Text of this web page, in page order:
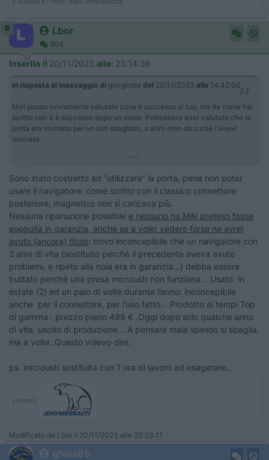
6 Lbor
604
Inserito il 20/11/2023 alle: 23:14:36
In risposta al messaggio di giorgioste del 20/11/2023 alle 14:42:06
Non posso ovviamente valutare cosa è successo al tuo, ma da come hai
scritto non ti è successo dopo un mese. Potrebbero aver valutato che la
porta era rovinata per un uso sbagliato, o altro (non dico che l'avevi
rovinata
...
Sono stato costretto ad “utilizzare” la porta, pena non poter
usare il navigatore: come scritto con il classico connettore
posteriore, magnetico non si caricava più.
Nessuna riparazione possibile e nessuno ha MAI preteso fosse
eseguita in garanzia, anche se a voler vedere forse ne avrei
avuto (ancora) titolo: trovo inconcepibile che un navigatore con
2 anni di vita (sostituito perchè il precedente aveva avuto
problemi, e ripeto alla noia era in garanzia…) debba essere
buttato perchè una presa microusb non funziona… Usato in
estate (2) ed un paio di volte durante l’anno: inconcepibile
anche per il connettore, per l’uso fatto.. Prodotto ai tempi Top
di gamma : prezzo pieno 499 € .Oggi dopo solo qualche anno
di vita, uscito di produzione… A pensare male spesso si sbaglia,
ma a volte..Questo volevo dire.
ps. microusb sostituita con 1 ora di lavoro ad esagerare..
Lorenzo
Modificato da Lbor il 20/11/2023 alle 23:23:11
ghisa85